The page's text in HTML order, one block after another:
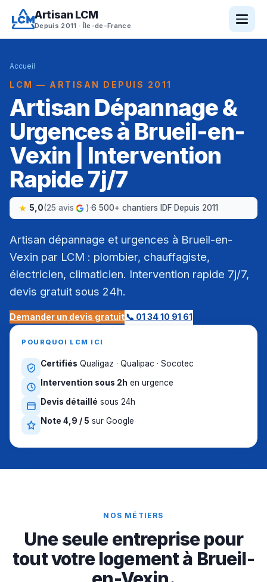
Artisan LCM
Depuis 2011 · Île-de-France
Accueil
LCM — ARTISAN DEPUIS 2011
Artisan Dépannage &
Urgences à Brueil-en-
Vexin | Intervention
Rapide 7j/7
5,0(25 avis )·6 500+ chantiers IDF·Depuis 2011
Artisan dépannage et urgences à Brueil-en-
Vexin par LCM : plombier, chauffagiste,
électricien, climaticien. Intervention rapide 7j/7,
devis gratuit sous 24h.
Demander un devis gratuit📞 01 34 10 91 61
POURQUOI LCM ICI
Certifiés Qualigaz · Qualipac · Socotec
Intervention sous 2h en urgence
Devis détaillé sous 24h
Note 4,9 / 5 sur Google
NOS MÉTIERS
Une seule entreprise pour
tout votre logement à Brueil-